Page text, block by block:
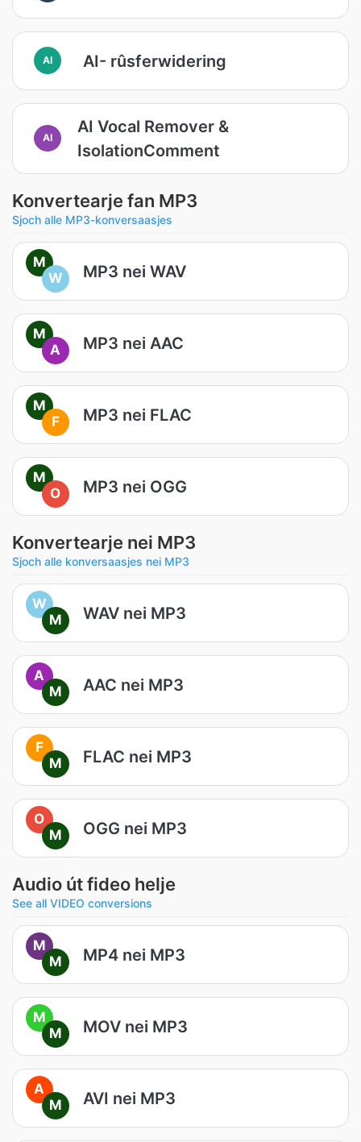
AI AI- rûsferwidering
AI
AI Vocal Remover &
IsolationComment
Konvertearje fan MP3
Sjoch alle MP3-konversaasjes
M
W
MP3 nei WAV
M
A
MP3 nei AAC
M
F
MP3 nei FLAC
M
O
MP3 nei OGG
Konvertearje nei MP3
Sjoch alle konversaasjes nei MP3
W
M
WAV nei MP3
A
M
AAC nei MP3
F
M
FLAC nei MP3
O
M
OGG nei MP3
Audio út fideo helje
See all VIDEO conversions
M
M
MP4 nei MP3
M
M
MOV nei MP3
A
M
AVI nei MP3